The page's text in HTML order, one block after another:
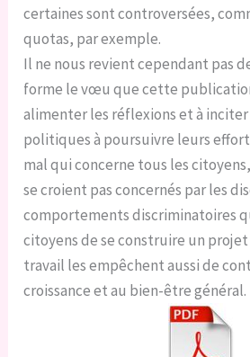
certaines sont controversées,
quotas, par exemple.
Il ne nous revient cependant pas
forme le vœu que cette
alimenter les réflexions et à
politiques à poursuivre leurs
mal qui concerne tous les
se croient pas concernés par les
comportements discriminatoires
citoyens de se construire un projet
travail les empêchent aussi de
croissance et au bien-être général.